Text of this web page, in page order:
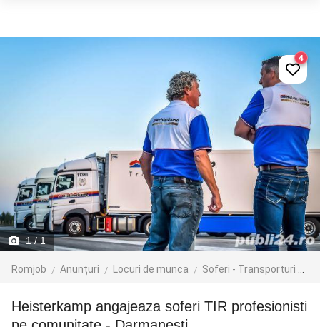
1/ 1
Romjob Anunțuri Locuri de munca Soferi - Transporturi
4
Heisterkamp angajeaza soferi TIR profesionisti